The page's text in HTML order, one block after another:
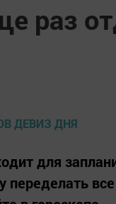
раз
для
переделать